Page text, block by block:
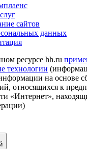
сайтов
данных
ресурсе hh.ru
технологии
на основе
относящихся к
«Интернет»,